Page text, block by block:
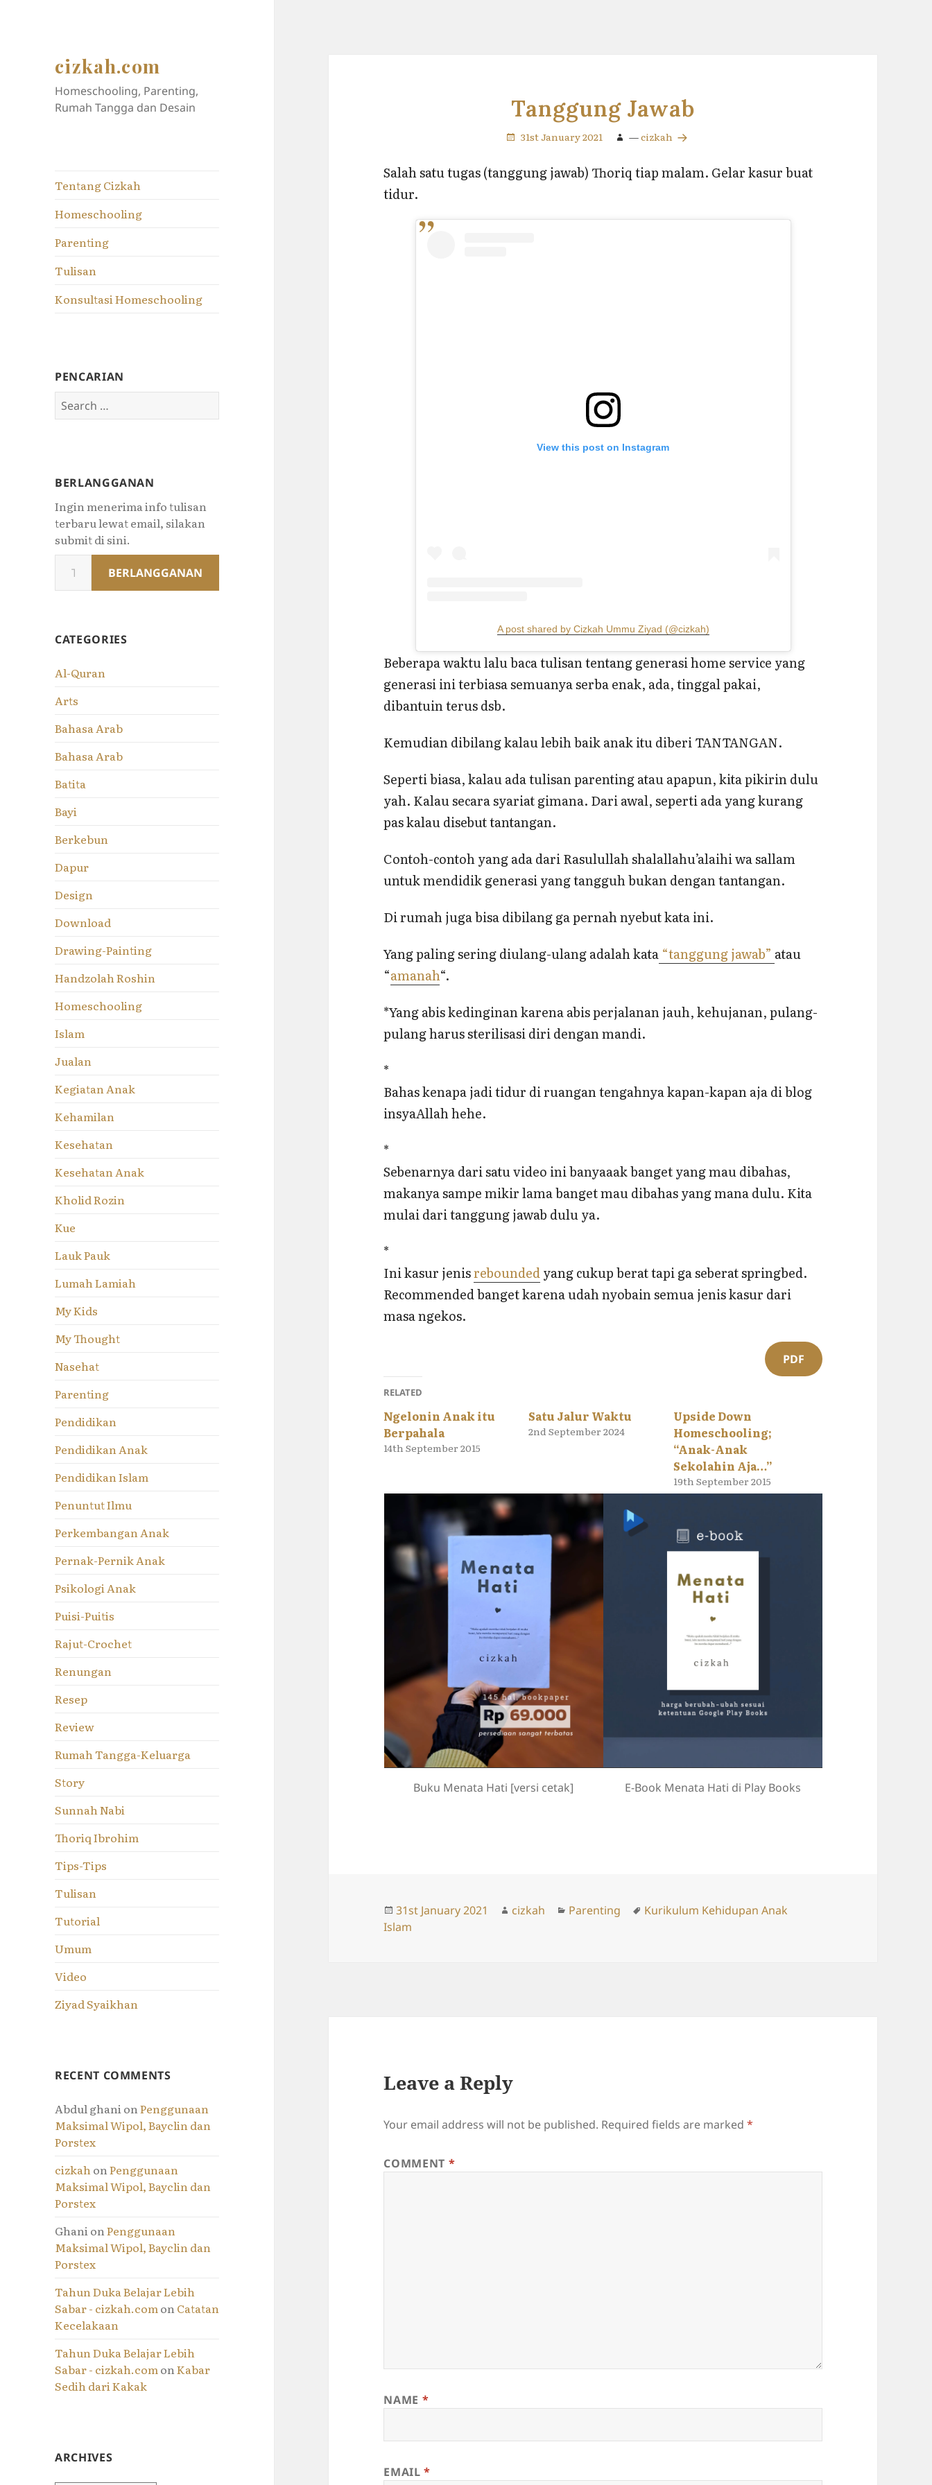
cizkah.com
Homeschooling, Parenting,
Rumah Tangga dan Desain
Tentang Cizkah
Homeschooling
Parenting
Tulisan
Konsultasi Homeschooling
PENCARIAN
Search
for:
BERLANGGANAN
Ingin menerima info tulisan
terbaru lewat email, silakan
submit di sini.
your
email…
BERLANGGANAN
CATEGORIES
Al-Quran
Arts
Bahasa Arab
Bahasa Arab
Batita
Bayi
Berkebun
Dapur
Design
Download
Drawing-Painting
Handzolah Roshin
Homeschooling
Islam
Jualan
Kegiatan Anak
Kehamilan
Kesehatan
Kesehatan Anak
Kholid Rozin
Kue
Lauk Pauk
Lumah Lamiah
My Kids
My Thought
Nasehat
Parenting
Pendidikan
Pendidikan Anak
Pendidikan Islam
Penuntut Ilmu
Perkembangan Anak
Pernak-Pernik Anak
Psikologi Anak
Puisi-Puitis
Rajut-Crochet
Renungan
Resep
Review
Rumah Tangga-Keluarga
Story
Sunnah Nabi
Thoriq Ibrohim
Tips-Tips
Tulisan
Tutorial
Umum
Video
Ziyad Syaikhan
RECENT COMMENTS
Abdul ghanionPenggunaan
Maksimal Wipol, Bayclin dan
Porstex
cizkahonPenggunaan
Maksimal Wipol, Bayclin dan
Porstex
GhanionPenggunaan
Maksimal Wipol, Bayclin dan
Porstex
Tahun Duka Belajar Lebih
Sabar - cizkah.comonCatatan
Kecelakaan
Tahun Duka Belajar Lebih
Sabar - cizkah.comonKabar
Sedih dari Kakak
ARCHIVES
Tanggung Jawab
31st January 2021 —cizkah
Salah satu tugas (tanggung jawab) Thoriq tiap malam. Gelar kasur buat
tidur.
View this post on Instagram
A post shared by Cizkah Ummu Ziyad (@cizkah)
Beberapa waktu lalu baca tulisan tentang generasi home service yang
generasi ini terbiasa semuanya serba enak, ada, tinggal pakai,
dibantuin terus dsb.
Kemudian dibilang kalau lebih baik anak itu diberi TANTANGAN.
Seperti biasa, kalau ada tulisan parenting atau apapun, kita pikirin dulu
yah. Kalau secara syariat gimana. Dari awal, seperti ada yang kurang
pas kalau disebut tantangan.
Contoh-contoh yang ada dari Rasulullah shalallahu’alaihi wa sallam
untuk mendidik generasi yang tangguh bukan dengan tantangan.
Di rumah juga bisa dibilang ga pernah nyebut kata ini.
Yang paling sering diulang-ulang adalah kata “tanggung jawab” atau
“amanah“.
*Yang abis kedinginan karena abis perjalanan jauh, kehujanan, pulang-
pulang harus sterilisasi diri dengan mandi.
*
Bahas kenapa jadi tidur di ruangan tengahnya kapan-kapan aja di blog
insyaAllah hehe.
*
Sebenarnya dari satu video ini banyaaak banget yang mau dibahas,
makanya sampe mikir lama banget mau dibahas yang mana dulu. Kita
mulai dari tanggung jawab dulu ya.
*
Ini kasur jenisreboundedyang cukup berat tapi ga seberat springbed.
Recommended banget karena udah nyobain semua jenis kasur dari
masa ngekos.
PDF
RELATED
Ngelonin Anak itu
Berpahala
14th September 2015
Satu Jalur Waktu
2nd September 2024
Upside Down
Homeschooling;
“Anak-Anak
Sekolahin Aja…”
19th September 2015
Buku Menata Hati [versi cetak] E-Book Menata Hati di Play Books
Posted
on
31st January 2021 Author
cizkah Categories
Parenting Tags
Kurikulum Kehidupan Anak
Islam
Leave a Reply
Your email address will not be published. Required fields are marked*
COMMENT *
NAME *
EMAIL*